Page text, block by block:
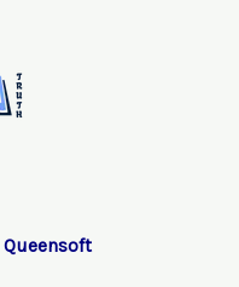
Queensoft